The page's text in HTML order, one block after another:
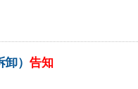
） 告知